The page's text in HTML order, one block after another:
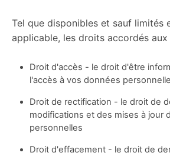
Tel que disponibles et sauf limités
applicable, les droits accordés
Droit d'accès - le droit d'être
l'accès à vos données
Droit de rectification - le droit de
modifications et des mises à jour
personnelles
Droit d'effacement - le droit de